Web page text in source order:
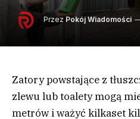
Przez Pokój Wiadomości
Zatory powstające z
zlewu lub toalety mogą
metrów i ważyć kilkaset